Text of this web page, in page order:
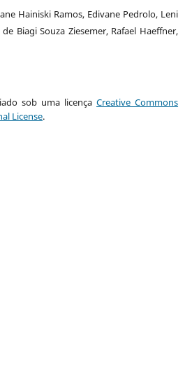
Hainiski Ramos, Edivane Pedrolo, Leni
Biagi Souza Ziesemer, Rafael Haeffner,
sob uma licençaCreative Commons
License.